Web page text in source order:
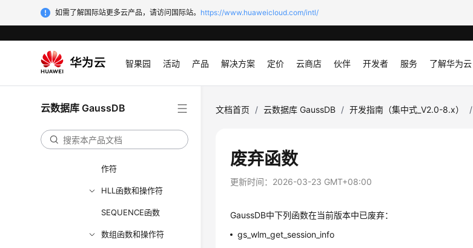
如需了解国际站更多云产品，请访问国际站。 https://www.huaweicloud.com/intl/
智果园 活动 产品 解决方案 定价 云商店 伙伴 开发者 服务 了解华为云
云数据库 GaussDB
数字操作函数和操作符
类型转换函数
网络地址函数和操作符
文本检索函数和操作符
作符
HLL函数和操作符
SEQUENCE函数
数组函数和操作符
文档首页 / 云数据库 GaussDB / 开发指南（集中式_V2.0-8.x） /
废弃函数
更新时间： 2026-03-23 GMT+08:00
GaussDB中下列函数在当前版本中已废弃：
gs_wlm_get_session_info